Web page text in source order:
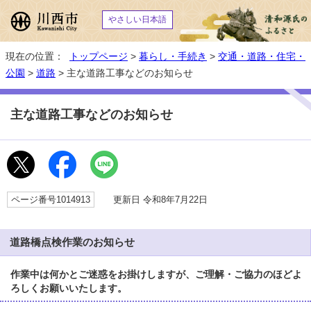
やさしい日本語
現在の位置： トップページ > 暮らし・手続き > 交通・道路・住宅・
公園 > 道路 > 主な道路工事などのお知らせ
主な道路工事などのお知らせ
ページ番号1014913 更新日 令和8年7月22日
道路橋点検作業のお知らせ
作業中は何かとご迷惑をお掛けしますが、ご理解・ご協力のほどよ
ろしくお願いいたします。